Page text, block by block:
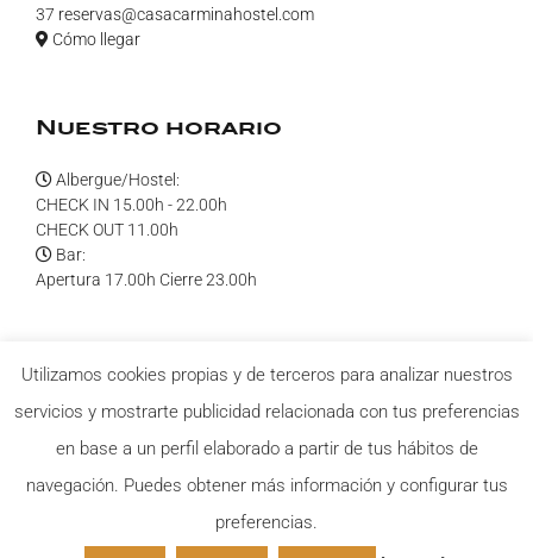
37 reservas@casacarminahostel.com
Cómo llegar
Nuestro horario
Albergue/Hostel:
CHECK IN 15.00h - 22.00h
CHECK OUT 11.00h
Bar:
Apertura 17.00h Cierre 23.00h
¡Síguenos en redes!
2026 Casa carmina Hostel S.L. |
de privacidad-Condiciones de compra| Sitio web diseñado por
Utilizamos cookies propias y de terceros para analizar nuestros
servicios y mostrarte publicidad relacionada con tus preferencias
en base a un perfil elaborado a partir de tus hábitos de
navegación. Puedes obtener más información y configurar tus
preferencias.